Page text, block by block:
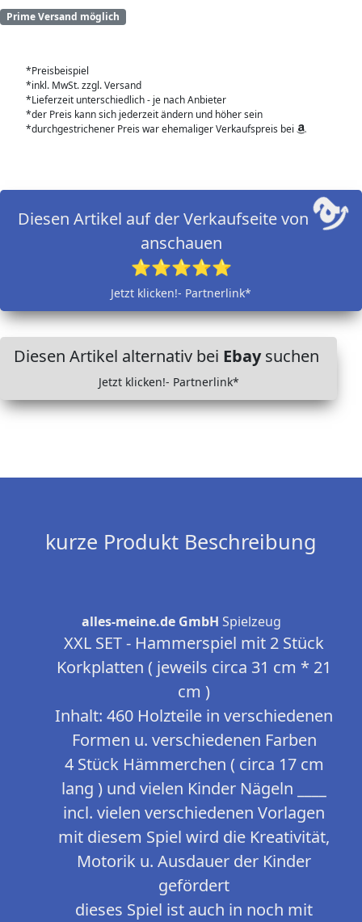
Prime Versand möglich
*Preisbeispiel
*inkl. MwSt. zzgl. Versand
*Lieferzeit unterschiedlich - je nach Anbieter
*der Preis kann sich jederzeit ändern und höher sein
*durchgestrichener Preis war ehemaliger Verkaufspreis bei
Diesen Artikel auf der Verkaufseite von
anschauen
⭐⭐⭐⭐⭐
Jetzt klicken!- Partnerlink*
Diesen Artikel alternativ bei Ebaysuchen
Jetzt klicken!- Partnerlink*
kurze Produkt Beschreibung
alles-meine.de GmbH Spielzeug
XXL SET - Hammerspiel mit 2 Stück
Korkplatten ( jeweils circa 31 cm * 21
cm )
Inhalt: 460 Holzteile in verschiedenen
Formen u. verschiedenen Farben
4 Stück Hämmerchen ( circa 17 cm
lang ) und vielen Kinder Nägeln ____
incl. vielen verschiedenen Vorlagen
mit diesem Spiel wird die Kreativität,
Motorik u. Ausdauer der Kinder
gefördert
dieses Spiel ist auch in noch mit